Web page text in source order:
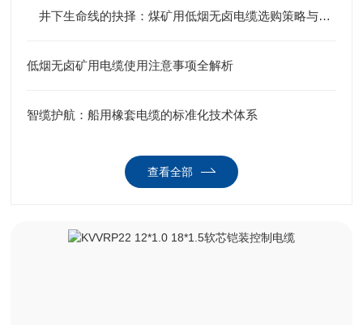
井下生命线的抉择：煤矿用低烟无卤电缆选购策略与规范深度剖析
低烟无卤矿用电缆使用注意事项全解析
智缆护航：船用橡套电缆的标准化技术体系
查看全部